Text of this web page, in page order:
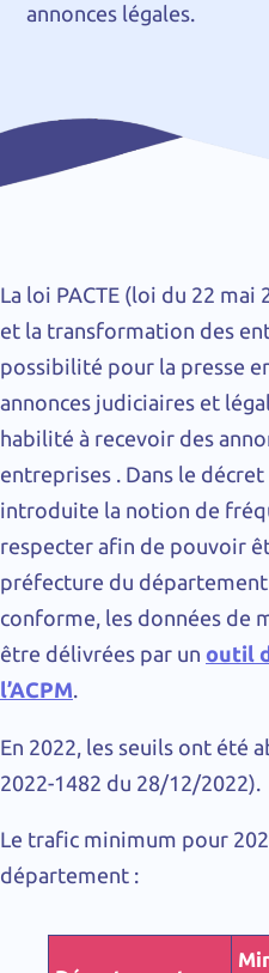
annonces légales.
La loi PACTE (loi du 22 mai
et la transformation des
possibilité pour la presse
annonces judiciaires et
habilité à recevoir des
entreprises . Dans le
introduite la notion de
respecter afin de pouvoir
préfecture du
conforme, les données de
être délivrées par un outil
l’ACPM.
En 2022, les seuils ont été
2022-1482 du 28/12/2022).
Le trafic minimum pour
département :